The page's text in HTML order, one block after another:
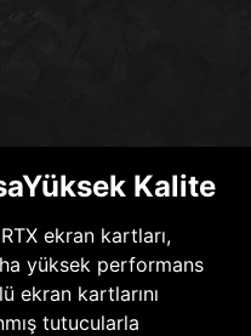
Kalite
ekran kartları,
yüksek performans
ekran kartlarını
tutucularla